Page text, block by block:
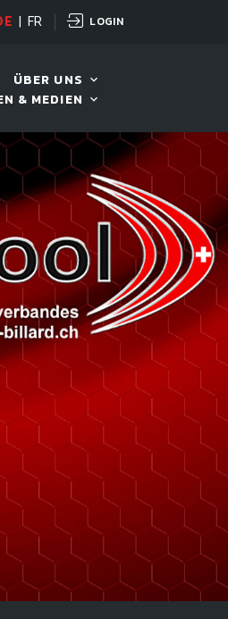
LIVE! BILLARD TOUR
FR LOGIN
ÜBER UNS
& MEDIEN